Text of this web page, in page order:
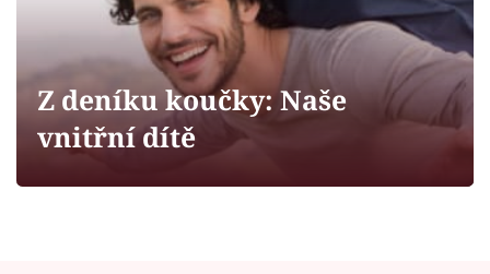
Sledujte prima+
Filmový festival Karlovy Vary
Z deníku koučky: Naše
vnitřní dítě